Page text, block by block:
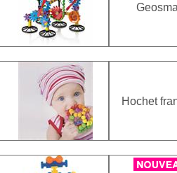
Hochet